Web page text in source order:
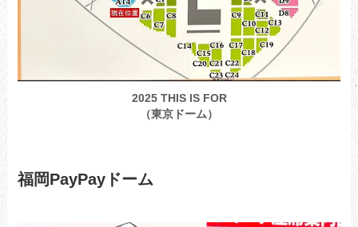
2025 THIS IS FOR
（東京ドーム）
福岡PayPayドーム